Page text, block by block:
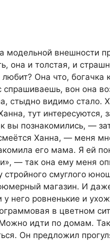
модельной внешности
она и толстая, и
Она что, богачка
вон она
стыдно видимо стало.
тут интересуются,
вы познакомились, —
Ханна, — меня
его мама. Я ей
— так она ему меня
смуглого
магазин. И
него ровненькие и
в цветном
идти по домам.
Он предложил